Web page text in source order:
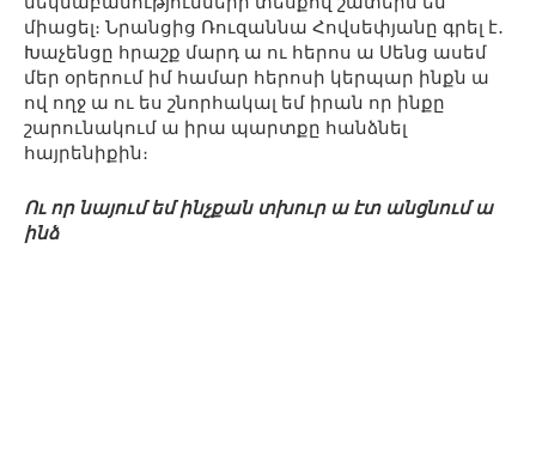
միացել։ Նրանցից Ռուզաննա Հովսեփյանը գրել է․
Խաչենցը հրաշք մարդ ա ու հերոս ա Սենց ասեմ
մեր օրերում իմ համար հերոսի կերպար ինքն ա
ով ողջ ա ու ես շնորհակալ եմ իրան որ ինքը
շարունակում ա իրա պարտքը հանձնել
հայրենիքին։
Ու որ նայում եմ ինչքան տխուր ա էտ անցնում ա
ինձ